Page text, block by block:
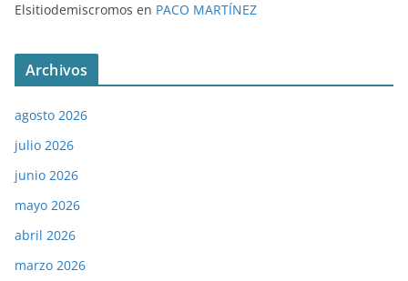
Elsitiodemiscromos en PACO MARTÍNEZ
Archivos
agosto 2026
julio 2026
junio 2026
mayo 2026
abril 2026
marzo 2026